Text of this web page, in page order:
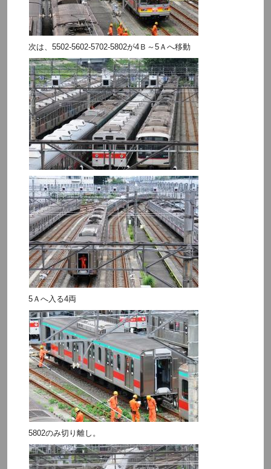
次は、5502-5602-5702-5802が4Ｂ～5Ａへ移動
5Ａへ入る4両
5802のみ切り離し。